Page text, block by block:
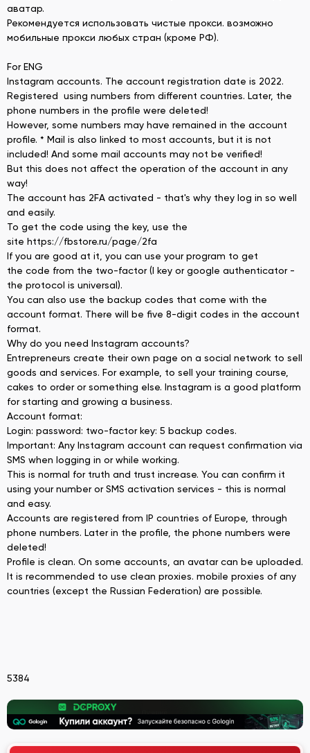
аватар.
Рекомендуется использовать чистые прокси. возможно
мобильные прокси любых стран (кроме РФ).
For ENG
Instagram accounts. The account registration date is 2022.
Registered using numbers from different countries. Later, the
phone numbers in the profile were deleted!
However, some numbers may have remained in the account
profile. * Mail is also linked to most accounts, but it is not
included! And some mail accounts may not be verified!
But this does not affect the operation of the account in any
way!
The account has 2FA activated - that's why they log in so well
and easily.
To get the code using the key, use the
site https://fbstore.ru/page/2fa
If you are good at it, you can use your program to get
the code from the two-factor (I key or google authenticator -
the protocol is universal).
You can also use the backup codes that come with the
account format. There will be five 8-digit codes in the account
format.
Why do you need Instagram accounts?
Entrepreneurs create their own page on a social network to sell
goods and services. For example, to sell your training course,
cakes to order or something else. Instagram is a good platform
for starting and growing a business.
Account format:
Login: password: two-factor key: 5 backup codes.
Important: Any Instagram account can request confirmation via
SMS when logging in or while working.
This is normal for truth and trust increase. You can confirm it
using your number or SMS activation services - this is normal
and easy.
Accounts are registered from IP countries of Europe, through
phone numbers. Later in the profile, the phone numbers were
deleted!
Profile is clean. On some accounts, an avatar can be uploaded.
It is recommended to use clean proxies. mobile proxies of any
countries (except the Russian Federation) are possible.
5384